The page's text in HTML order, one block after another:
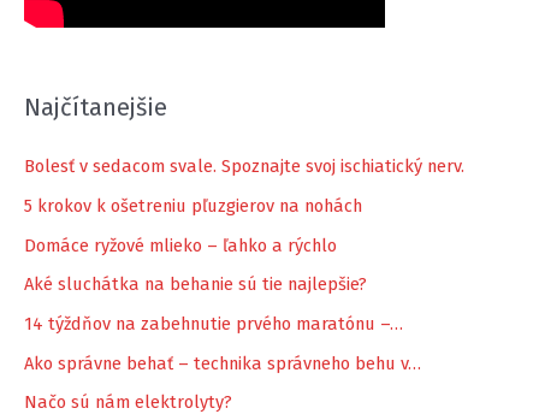
Najčítanejšie
Bolesť v sedacom svale. Spoznajte svoj ischiatický nerv.
5 krokov k ošetreniu pľuzgierov na nohách
Domáce ryžové mlieko – ľahko a rýchlo
Aké sluchátka na behanie sú tie najlepšie?
14 týždňov na zabehnutie prvého maratónu –…
Ako správne behať – technika správneho behu v…
Načo sú nám elektrolyty?